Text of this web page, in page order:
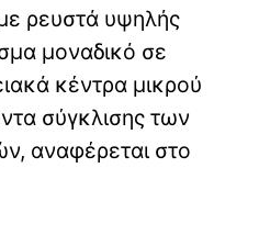
ρευστά υψηλής
μοναδικό σε
κέντρα μικρού
σύγκλισης των
αναφέρεται στο